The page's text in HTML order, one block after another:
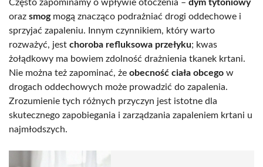
Często zapominamy o wpływie otoczenia – dym tytoniowy
oraz smogmogą znacząco podrażniać drogi oddechowe i
sprzyjać zapaleniu. Innym czynnikiem, który warto
rozważyć, jest choroba refluksowa przełyku; kwas
żołądkowy ma bowiem zdolność drażnienia tkanek krtani.
Nie można też zapominać, że obecność ciała obcego w
drogach oddechowych może prowadzić do zapalenia.
Zrozumienie tych różnych przyczyn jest istotne dla
skutecznego zapobiegania i zarządzania zapaleniem krtani u
najmłodszych.